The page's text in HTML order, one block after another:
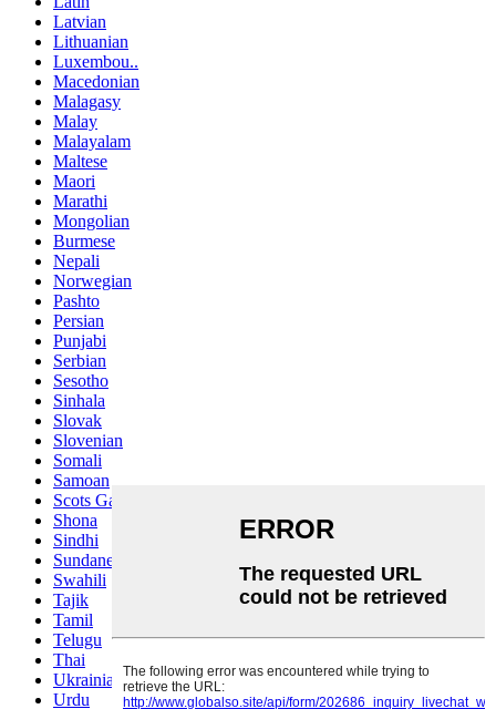
Latvian
Lithuanian
Luxembou..
Macedonian
Malagasy
Malay
Malayalam
Maltese
Maori
Marathi
Mongolian
Burmese
Nepali
Norwegian
Pashto
Persian
Punjabi
Serbian
Sesotho
Sinhala
Slovak
Slovenian
Somali
Samoan
Scots Gaelic
Shona
Sindhi
Sundanese
Swahili
Tajik
Tamil
Telugu
Thai
Ukrainian
Urdu